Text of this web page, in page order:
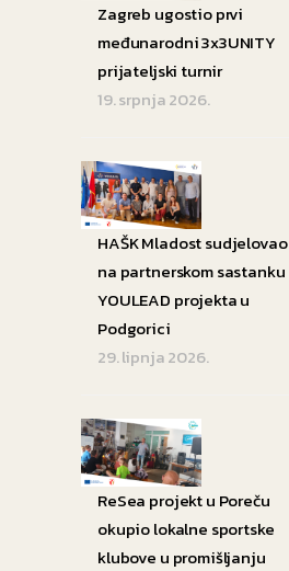
Zagreb ugostio prvi
međunarodni 3x3UNITY
prijateljski turnir
19. srpnja 2026.
HAŠK Mladost sudjelovao
na partnerskom sastanku
YOULEAD projekta u
Podgorici
29. lipnja 2026.
ReSea projekt u Poreču
okupio lokalne sportske
klubove u promišljanju